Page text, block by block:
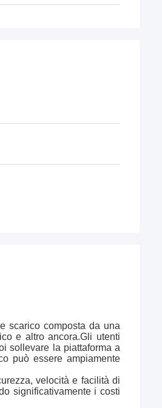
scarico composta da una
e altro ancora.Gli utenti
sollevare la piattaforma a
può essere ampiamente
velocità e facilità di
significativamente i costi